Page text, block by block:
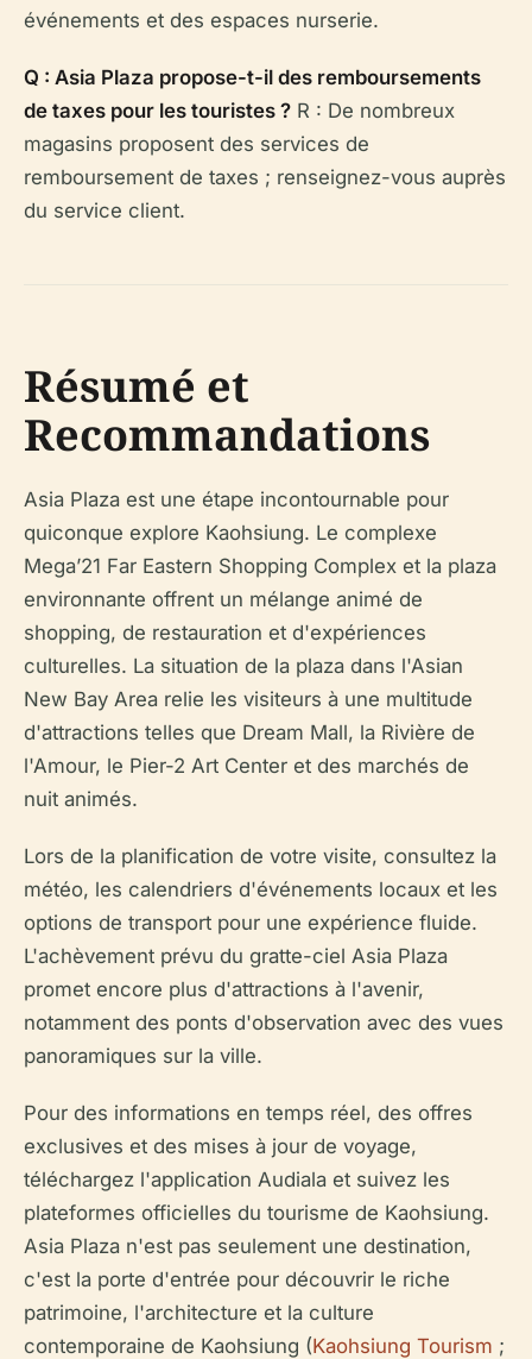
événements et des espaces nurserie.
Q : Asia Plaza propose-t-il des remboursements
de taxes pour les touristes ? R : De nombreux
magasins proposent des services de
remboursement de taxes ; renseignez-vous auprès
du service client.
Résumé et
Recommandations
Asia Plaza est une étape incontournable pour
quiconque explore Kaohsiung. Le complexe
Mega’21 Far Eastern Shopping Complex et la plaza
environnante offrent un mélange animé de
shopping, de restauration et d'expériences
culturelles. La situation de la plaza dans l'Asian
New Bay Area relie les visiteurs à une multitude
d'attractions telles que Dream Mall, la Rivière de
l'Amour, le Pier-2 Art Center et des marchés de
nuit animés.
Lors de la planification de votre visite, consultez la
météo, les calendriers d'événements locaux et les
options de transport pour une expérience fluide.
L'achèvement prévu du gratte-ciel Asia Plaza
promet encore plus d'attractions à l'avenir,
notamment des ponts d'observation avec des vues
panoramiques sur la ville.
Pour des informations en temps réel, des offres
exclusives et des mises à jour de voyage,
téléchargez l'application Audiala et suivez les
plateformes officielles du tourisme de Kaohsiung.
Asia Plaza n'est pas seulement une destination,
c'est la porte d'entrée pour découvrir le riche
patrimoine, l'architecture et la culture
contemporaine de Kaohsiung (Kaohsiung Tourism ;